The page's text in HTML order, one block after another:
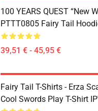
100 YEARS QUEST “New
PTTT0805 Fairy Tail
39,51 € - 45,95 €
Fairy Tail T-Shirts - Erza
Cool Swords Play T-Shirt